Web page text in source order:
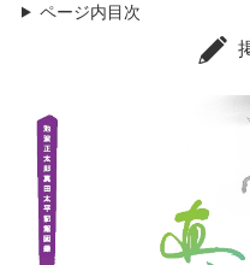
ページ内目次